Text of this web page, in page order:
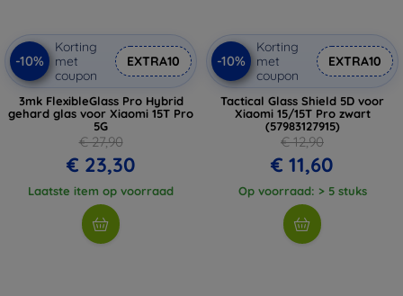
-10%
Korting
met
coupon
EXTRA10
3mk FlexibleGlass Pro Hybrid
gehard glas voor Xiaomi 15T Pro
5G
€ 27,90
€ 23,30
Laatste item op voorraad
-10%
Korting
met
coupon
EXTRA10
Tactical Glass Shield 5D voor
Xiaomi 15/15T Pro zwart
(57983127915)
€ 12,90
€ 11,60
Op voorraad: > 5 stuks